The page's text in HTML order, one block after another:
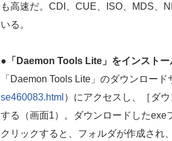
も高速だ。CDI、CUE、ISO、MDS、
いる。
●「Daemon Tools Lite」をインストー
「Daemon Tools Lite」のダウンロード
se460083.html ）にアクセスし、［ダ
する（画面1）。ダウンロードした
クリックすると、フォルダが作成され